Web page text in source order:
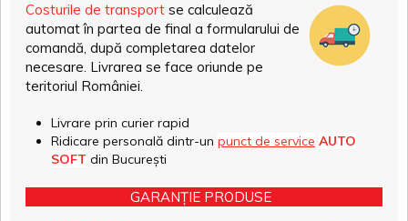
Costurile de transport se calculează
automat în partea de final a formularului de
comandă, după completarea datelor
necesare. Livrarea se face oriunde pe
teritoriul României.
Livrare prin curier rapid
Ridicare personală dintr-un punct de service AUTO
SOFT din București
GARANȚIE PRODUSE